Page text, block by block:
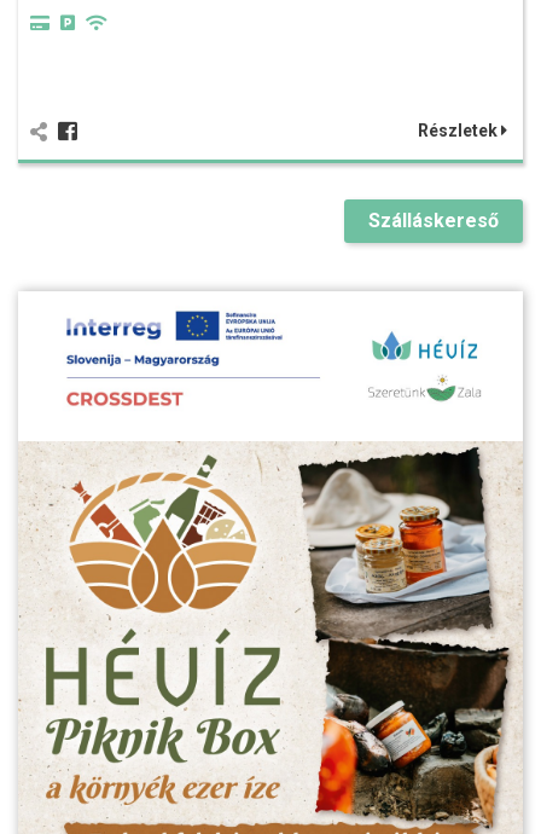
Részletek
Szálláskereső